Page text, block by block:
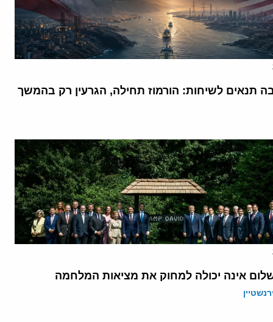
תנאים לשיחות: הורמוז תחילה, הגרעין רק בהמשך
אינה יכולה למחוק את מציאות המלחמה